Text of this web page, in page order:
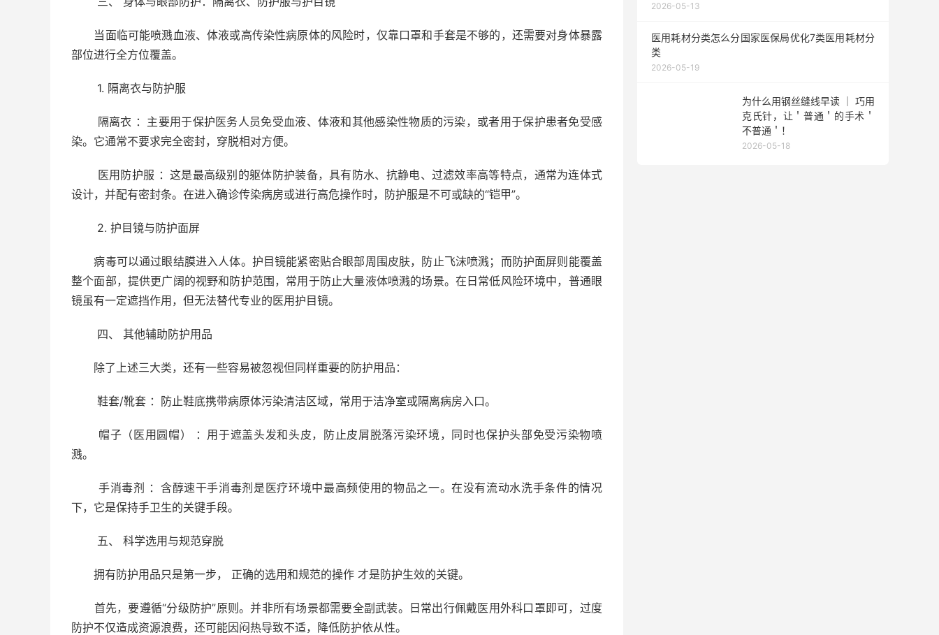
当面临可能喷溅血液、体液或高传染性病原体的风险时，仅靠口罩和手套是不够的，还需要对身体暴露
部位进行全方位覆盖。
1. 隔离衣与防护服
隔离衣 ：主要用于保护医务人员免受血液、体液和其他感染性物质的污染，或者用于保护患者免受感
染。它通常不要求完全密封，穿脱相对方便。
医用防护服 ：这是最高级别的躯体防护装备，具有防水、抗静电、过滤效率高等特点，通常为连体式
设计，并配有密封条。在进入确诊传染病房或进行高危操作时，防护服是不可或缺的“铠甲”。
2. 护目镜与防护面屏
病毒可以通过眼结膜进入人体。护目镜能紧密贴合眼部周围皮肤，防止飞沫喷溅；而防护面屏则能覆盖
整个面部，提供更广阔的视野和防护范围，常用于防止大量液体喷溅的场景。在日常低风险环境中，普通眼
镜虽有一定遮挡作用，但无法替代专业的医用护目镜。
四、 其他辅助防护用品
除了上述三大类，还有一些容易被忽视但同样重要的防护用品：
鞋套/靴套 ：防止鞋底携带病原体污染清洁区域，常用于洁净室或隔离病房入口。
帽子（医用圆帽） ：用于遮盖头发和头皮，防止皮屑脱落污染环境，同时也保护头部免受污染物喷
溅。
手消毒剂 ：含醇速干手消毒剂是医疗环境中最高频使用的物品之一。在没有流动水洗手条件的情况
下，它是保持手卫生的关键手段。
五、 科学选用与规范穿脱
拥有防护用品只是第一步， 正确的选用和规范的操作 才是防护生效的关键。
首先，要遵循“分级防护”原则。并非所有场景都需要全副武装。日常出行佩戴医用外科口罩即可，过度
防护不仅造成资源浪费，还可能因闷热导致不适，降低防护依从性。
2026-05-13
医用耗材分类怎么分国家医保局优化7类医用耗材分
类
2026-05-19
为什么用钢丝缝线早读 ｜ 巧用
克氏针，让＇普通＇的手术＇
不普通＇！
2026-05-18